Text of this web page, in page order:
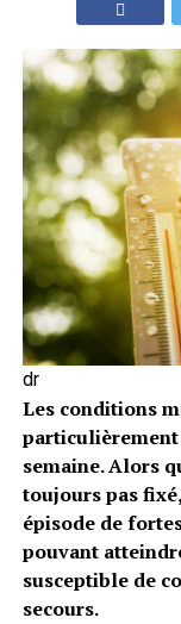
dr
Les conditions
semaine. Alors
toujours pas
épisode de
pouvant
susceptible de
secours.